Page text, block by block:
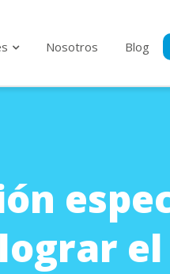
Nosotros Blog
Politica
Acepto la